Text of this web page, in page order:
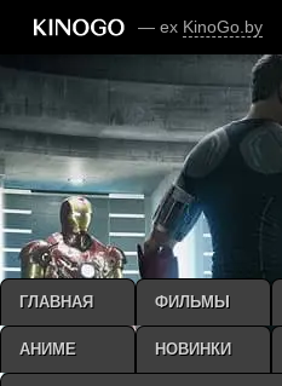
— ex KinoGo.by
ГЛАВНАЯ ФИЛЬМЫ
АНИМЕ НОВИНКИ